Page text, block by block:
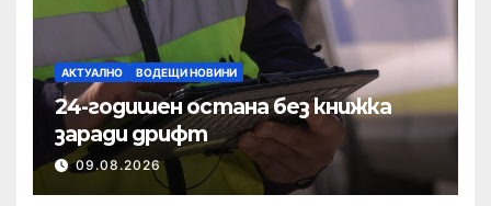
АКТУАЛНО ВОДЕЩИ НОВИНИ
24-годишен остана без книжка
заради дрифт
09.08.2026